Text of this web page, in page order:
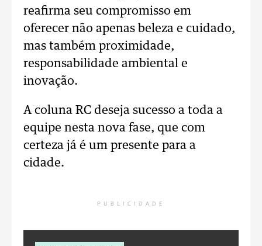
reafirma seu compromisso em
oferecer não apenas beleza e cuidado,
mas também proximidade,
responsabilidade ambiental e
inovação.
A coluna RC deseja sucesso a toda a
equipe nesta nova fase, que com
certeza já é um presente para a
cidade.
PUBLICIDADE